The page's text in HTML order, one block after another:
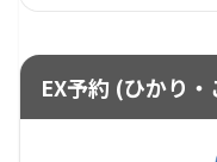
EX予約 (ひかり